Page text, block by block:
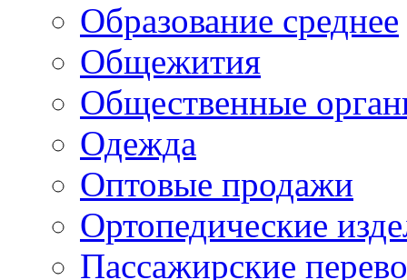
Образование среднее
Общежития
Общественные
Одежда
Оптовые продажи
Ортопедические
Пассажирские